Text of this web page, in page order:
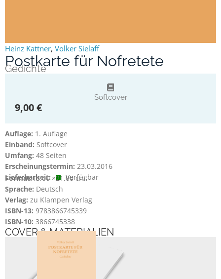
Heinz Kattner, Volker Sielaff
Postkarte für Nofretete
Gedichte
Softcover
9,00 €
Auflage: 1. Auflage
Einband: Softcover
Umfang: 48 Seiten
Erscheinungstermin: 23.03.2016
Lieferbarkeit:
Verfügbar
Format:13,00 ×21,00 cm
Sprache: Deutsch
Verlag: zu Klampen Verlag
ISBN-13: 9783866745339
ISBN-10: 3866745338
COVER & MATERIALIEN